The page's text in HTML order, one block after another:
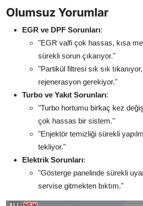
Olumsuz Yorumlar
EGR ve DPF Sorunları:
"EGR valfi çok hassas, kısa
sürekli sorun çıkarıyor."
"Partikül filtresi sık sık
rejenerasyon gerekiyor."
Turbo ve Yakıt Sorunları:
"Turbo hortumu birkaç kez
çok hassas bir sistem."
"Enjektör temizliği sürekli
tekliyor."
Elektrik Sorunları:
"Gösterge panelinde sürekli
servise gitmekten bıktım."